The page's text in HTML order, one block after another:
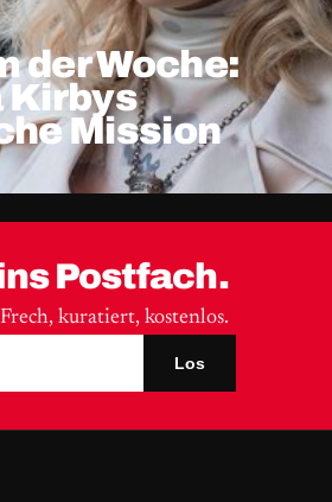
der Woche:
Kirbys
Mission
Postfach.
kuratiert, kostenlos.
Los